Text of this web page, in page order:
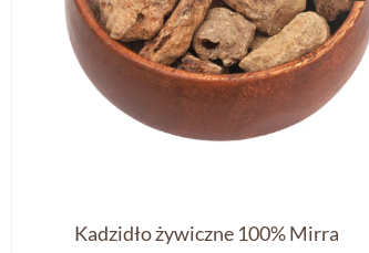
Kadzidło żywiczne 100% Mirra